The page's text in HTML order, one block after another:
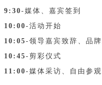
9:30-媒体、嘉宾签到
10:00-活动开始
10:05-领导嘉宾致辞、品
10:45-剪彩仪式
11:00-媒体采访、自由参观